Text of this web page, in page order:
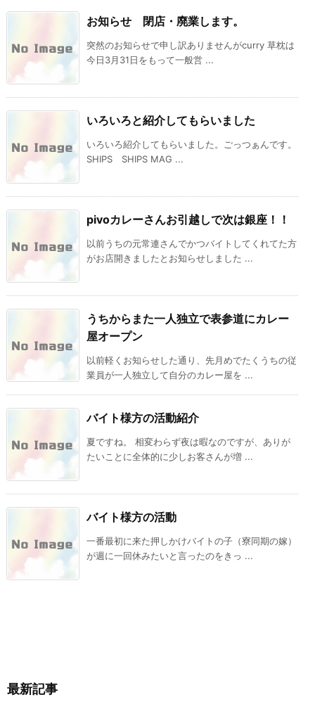
お知らせ 閉店・廃業します。
突然のお知らせで申し訳ありませんがcurry 草枕は
今日3月31日をもって一般営 ...
いろいろと紹介してもらいました
いろいろ紹介してもらいました。ごっつぁんです。
SHIPS SHIPS MAG ...
pivoカレーさんお引越しで次は銀座！！
以前うちの元常連さんでかつバイトしてくれてた方
がお店開きましたとお知らせしました ...
うちからまた一人独立で表参道にカレー
屋オープン
以前軽くお知らせした通り、先月めでたくうちの従
業員が一人独立して自分のカレー屋を ...
バイト様方の活動紹介
夏ですね。 相変わらず夜は暇なのですが、ありが
たいことに全体的に少しお客さんが増 ...
バイト様方の活動
一番最初に来た押しかけバイトの子（寮同期の嫁）
が週に一回休みたいと言ったのをきっ ...
最新記事